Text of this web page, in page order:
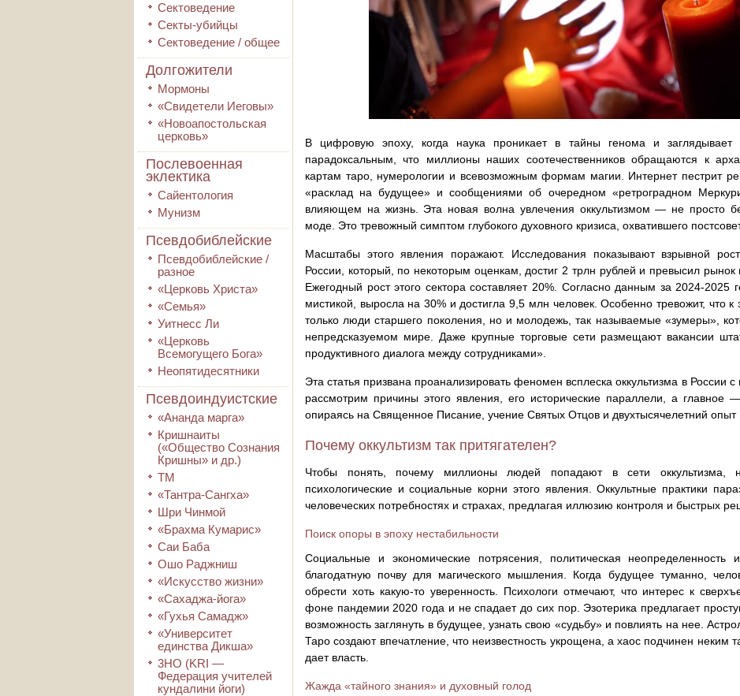
Сектоведение
Секты-убийцы
Сектоведение / общее
Долгожители
Мормоны
«Свидетели Иеговы»
«Новоапостольская
церковь»
Послевоенная
эклектика
Сайентология
Мунизм
Псевдобиблейские
Псевдобиблейские /
разное
«Церковь Христа»
«Семья»
Уитнесс Ли
«Церковь
Всемогущего Бога»
Неопятидесятники
Псевдоиндуистские
«Ананда марга»
Кришнаиты
(«Общество Сознания
Кришны» и др.)
ТМ
«Тантра-Сангха»
Шри Чинмой
«Брахма Кумарис»
Саи Баба
Ошо Раджниш
«Искусство жизни»
«Сахаджа-йога»
«Гухья Самадж»
«Университет
единства Дикша»
3HO (KRI ―
Федерация учителей
кундалини йоги)
В цифровую эпоху, когда наука проникает в тайны генома и заглядывает
парадоксальным, что миллионы наших соотечественников обращаются к
картам таро, нумерологии и всевозможным формам магии. Интернет пестрит
«расклад на будущее» и сообщениями об очередном «ретроградном
влияющем на жизнь. Эта новая волна увлечения оккультизмом — не просто
моде. Это тревожный симптом глубокого духовного кризиса, охватившего
Масштабы этого явления поражают. Исследования показывают взрывной
России, который, по некоторым оценкам, достиг 2 трлн рублей и превысил рынок
Ежегодный рост этого сектора составляет 20%. Согласно данным за 2024-2025
мистикой, выросла на 30% и достигла 9,5 млн человек. Особенно тревожит, что
только люди старшего поколения, но и молодежь, так называемые «зумеры»,
непредсказуемом мире. Даже крупные торговые сети размещают вакансии
продуктивного диалога между сотрудниками».
Эта статья призвана проанализировать феномен всплеска оккультизма в России
рассмотрим причины этого явления, его исторические параллели, а главное
опираясь на Священное Писание, учение Святых Отцов и двухтысячелетний опыт
Почему оккультизм так притягателен?
Чтобы понять, почему миллионы людей попадают в сети оккультизма,
психологические и социальные корни этого явления. Оккультные практики
человеческих потребностях и страхах, предлагая иллюзию контроля и быстрых
Поиск опоры в эпоху нестабильности
Социальные и экономические потрясения, политическая неопределенность
благодатную почву для магического мышления. Когда будущее туманно,
обрести хоть какую-то уверенность. Психологи отмечают, что интерес к
фоне пандемии 2020 года и не спадает до сих пор. Эзотерика предлагает
возможность заглянуть в будущее, узнать свою «судьбу» и повлиять на нее.
Таро создают впечатление, что неизвестность укрощена, а хаос подчинен неким
дает власть.
Жажда «тайного знания» и духовный голод